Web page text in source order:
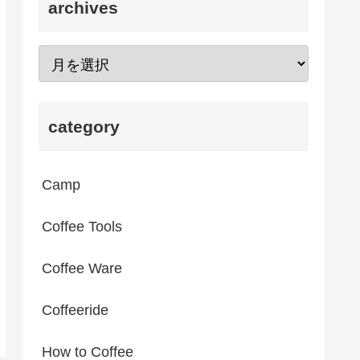
archives
category
Camp
Coffee Tools
Coffee Ware
Coffeeride
How to Coffee